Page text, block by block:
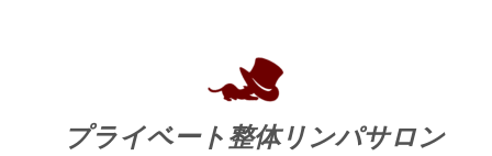
プライベート整体リンパサロン